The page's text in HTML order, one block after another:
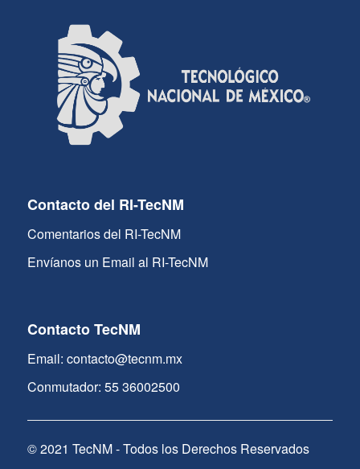
Contacto del RI-TecNM
Comentarios del RI-TecNM
Envíanos un Email al RI-TecNM
Contacto TecNM
Email: contacto@tecnm.mx
Conmutador: 55 36002500
© 2021 TecNM - Todos los Derechos Reservados